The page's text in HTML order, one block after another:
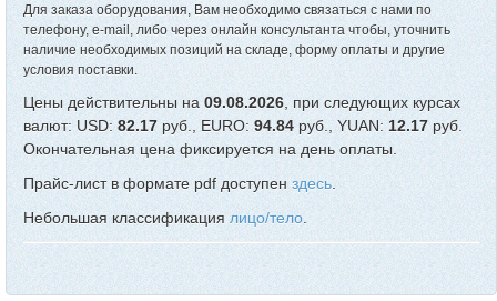
Для заказа оборудования, Вам необходимо связаться с нами по
телефону, e-mail, либо через онлайн консультанта чтобы, уточнить
наличие необходимых позиций на складе, форму оплаты и другие
условия поставки.
Цены действительны на09.08.2026 , при следующих курсах
валют: USD: 82.17 руб., EURO:94.84 руб., YUAN:12.17руб.
Окончательная цена фиксируется на день оплаты.
Прайс-лист в формате pdf доступенздесь
Небольшая классификация лицо/тело